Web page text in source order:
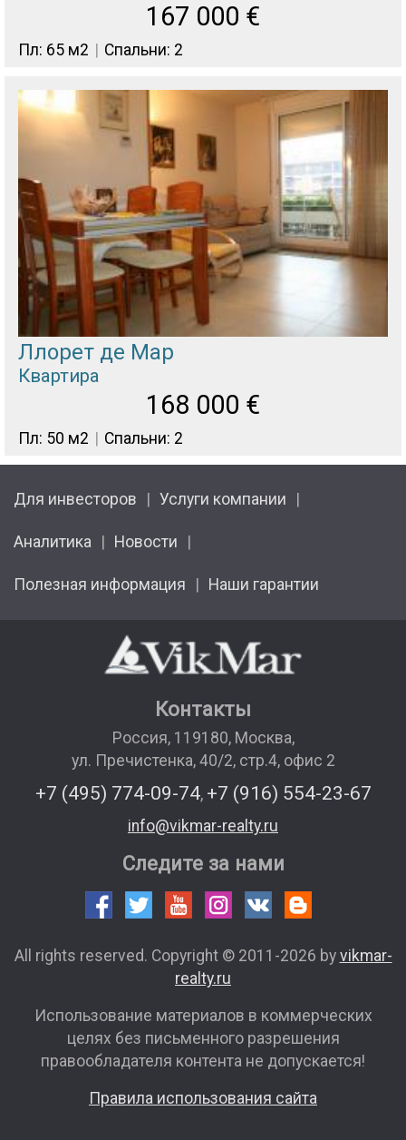
167 000 €
Пл: 65 м2 Спальни: 2
Ллорет де Мар
Квартира
168 000 €
Пл: 50 м2 Спальни: 2
Для инвесторов Услуги компании
Аналитика Новости
Полезная информация Наши гарантии
Контакты
Россия, 119180, Москва,
ул. Пречистенка, 40/2, стр.4, офис 2
+7 (495) 774-09-74, +7 (916) 554-23-67
info@vikmar-realty.ru
Следите за нами
All rights reserved. Copyright © 2011-2026 by vikmar-
realty.ru
Использование материалов в коммерческих
целях без письменного разрешения
правообладателя контента не допускается!
Правила использования сайта